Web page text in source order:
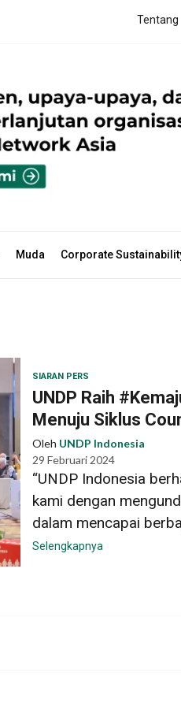
Tentang
Muda Corporate
SIARAN PERS
UNDP Raih
Menuju Siklus
Oleh UNDP Indonesia
29 Februari 2024
“UNDP Indonesia
kami dengan
dalam mencapai
Selengkapnya